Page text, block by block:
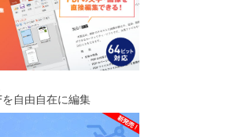
自由自在に編集